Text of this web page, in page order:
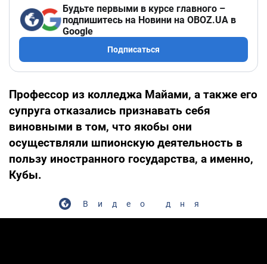
Будьте первыми в курсе главного –
подпишитесь на Новини на OBOZ.UA в
Google
Подписаться
Профессор из колледжа Майами, а также его
супруга отказались признавать себя
виновными в том, что якобы они
осуществляли шпионскую деятельность в
пользу иностранного государства, а именно,
Кубы.
Видео дня